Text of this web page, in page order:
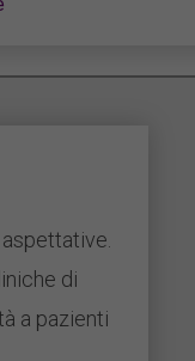
di
a pazienti